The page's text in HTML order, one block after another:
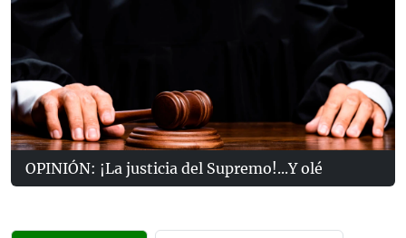
OPINIÓN: ¡La justicia del Supremo!...Y olé